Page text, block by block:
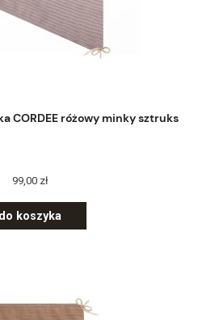
CORDEE różowy minky sztruks
99,00 zł
do koszyka